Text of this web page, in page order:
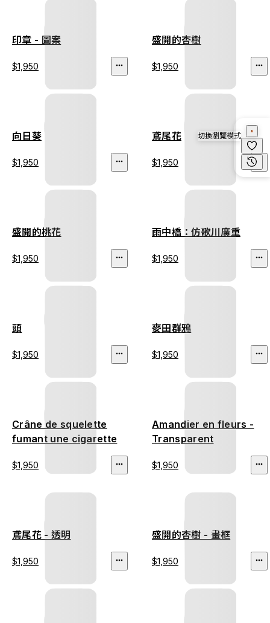
印章 - 圖案
$1,950
盛開的杏樹
$1,950
向日葵
$1,950
鳶尾花
$1,950
盛開的桃花
$1,950
雨中橋：仿歌川廣重
$1,950
頭
$1,950
麥田群鴉
$1,950
Crâne de squelette
fumant une cigarette
$1,950
Amandier en fleurs -
Transparent
$1,950
鳶尾花 - 透明
$1,950
盛開的杏樹 - 畫框
$1,950
切換瀏覽模式